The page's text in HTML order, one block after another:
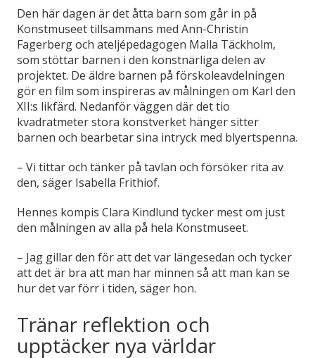
Den här dagen är det åtta barn som går in på
Konstmuseet tillsammans med Ann-Christin
Fagerberg och ateljépedagogen Malla Täckholm,
som stöttar barnen i den konstnärliga delen av
projektet. De äldre barnen på förskoleavdelningen
gör en film som inspireras av målningen om Karl den
XII:s likfärd. Nedanför väggen där det tio
kvadratmeter stora konstverket hänger sitter
barnen och bearbetar sina intryck med blyertspenna.
– Vi tittar och tänker på tavlan och försöker rita av
den, säger Isabella Frithiof.
Hennes kompis Clara Kindlund tycker mest om just
den målningen av alla på hela Konstmuseet.
– Jag gillar den för att det var längesedan och tycker
att det är bra att man har minnen så att man kan se
hur det var förr i tiden, säger hon.
Tränar reflektion och
upptäcker nya världar